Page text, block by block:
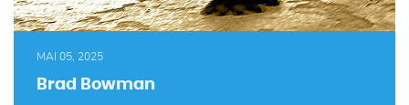
MAI 05, 2025
Brad Bowman